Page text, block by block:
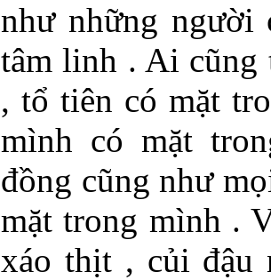
như những người
tâm linh . Ai cũng
, tổ tiên có mặt
mình có mặt
đồng cũng như
mặt trong mình .
xáo thịt , củi đậu